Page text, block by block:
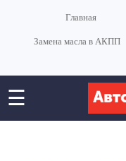
Главная
Замена масла в АКПП
☰